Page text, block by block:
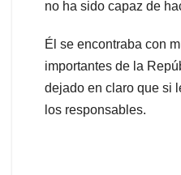
no ha sido capaz de
Él se encontraba con
importantes de la
dejado en claro que si
los responsables.